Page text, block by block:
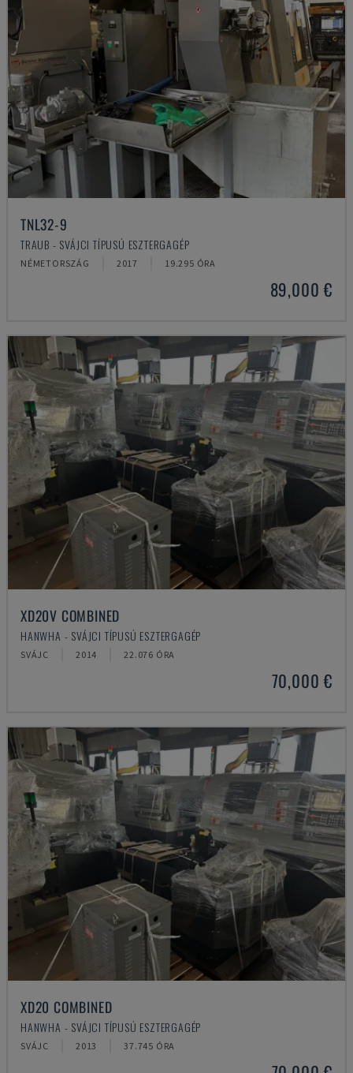
TNL32-9
TRAUB - SVÁJCI TÍPUSÚ ESZTERGAGÉP
NÉMETORSZÁG 2017 19.295 ÓRA
89,000 €
XD20V COMBINED
HANWHA - SVÁJCI TÍPUSÚ ESZTERGAGÉP
SVÁJC 2014 22.076 ÓRA
70,000 €
XD20 COMBINED
HANWHA - SVÁJCI TÍPUSÚ ESZTERGAGÉP
SVÁJC 2013 37.745 ÓRA